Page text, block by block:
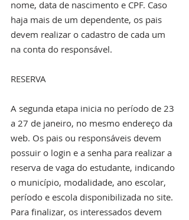
nome, data de nascimento e CPF. Caso
haja mais de um dependente, os pais
devem realizar o cadastro de cada um
na conta do responsável.
RESERVA
A segunda etapa inicia no período de 23
a 27 de janeiro, no mesmo endereço da
web. Os pais ou responsáveis devem
possuir o login e a senha para realizar a
reserva de vaga do estudante, indicando
o município, modalidade, ano escolar,
período e escola disponibilizada no site.
Para finalizar, os interessados devem